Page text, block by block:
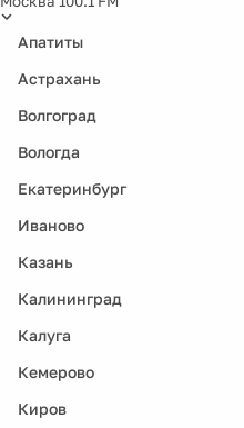
Апатиты
Астрахань
Волгоград
Вологда
Екатеринбург
Иваново
Казань
Калининград
Калуга
Кемерово
Киров